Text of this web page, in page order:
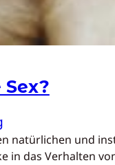
natürlichen und
in das Verhalten